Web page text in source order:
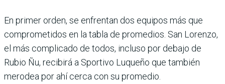
En primer orden, se enfren­tan dos equipos más que
com­prometidos en la tabla de pro­medios. San Lorenzo,
el más complicado de todos, incluso por debajo de
Rubio Ñu, reci­birá a Sportivo Luqueño que también
merodea por ahí cerca con su promedio.